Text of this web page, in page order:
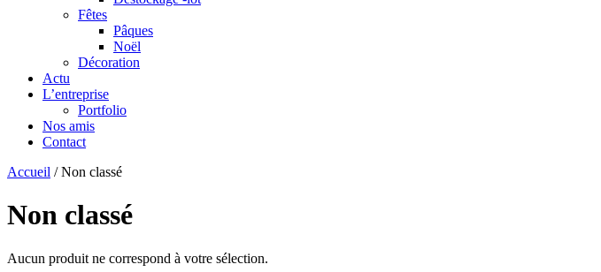
Fêtes
Pâques
Noël
Décoration
Actu
L’entreprise
Portfolio
Nos amis
Contact
Accueil / Non classé
Non classé
Aucun produit ne correspond à votre sélection.